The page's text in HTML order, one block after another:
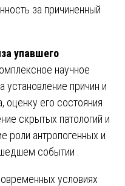
за причиненный
упавшего
научное
установление причин и
оценку его состояния
скрытых патологий и
роли антропогенных и
событии .
условиях